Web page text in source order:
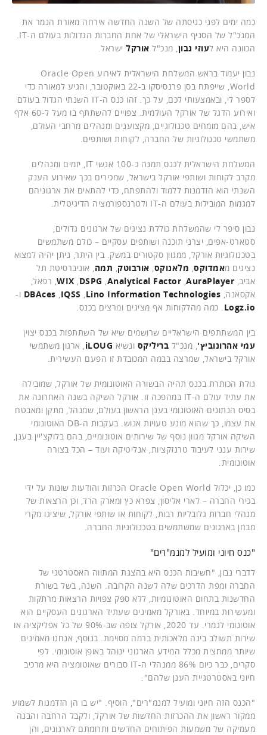
כמה ימים לפני כניסתה של השנה החדשה אירחה מאורת הנמר את
הכוונה היא לעוזי נבון , מנכ"ל אורקל ישראל.
נבון יעמוד בראש המשלחת הישראלית לאירוע Oracle Open
World, שייפתח בסן פרנסיסקו ב-22 באוקטובר, והגיע למאורה כדי
לספר לי, ובאמצעותי לכם, על כך. זהו כנס ה-IT השנתי הגדול בעולם
ואירוע הדגל של אורקל העולמית. צפויים להשתתף בו מעל ל-60 אלף
איש, בהם מומחים טכנולוגיים, מקצוענים ומנהלים מרחבי העולם,
משתמשי טכנולוגיות של החברה, לקוחות ושותפים.
המשלחת הישראלית לכנס תמנה כ-100 אנשי IT, יזמים ומנהלים
מקרב לקוחות ושותפי אורקל בישראל, שמכירים בכך שאירוע הענק
השנתי הוא הזדמנות ללמוד ולהתפתח, כדי להתאים את ארגוניהם
למגמות המובילות בעולם ה-IT ולטרנספורמציה הדיגיטלית.
נבון סיפר לי שהמשלחת כוללת נציגים של ארגונים גדולים,
סטארט-אפים, יצרני תוכנה ושותפים עסקיים – כולם משתמשים
בטכנולוגיות אורקל, ממגוון סקטורים במשק. בין היתר, ניתן יהיה למצוא
נציגים מאמדוקס מלאנוקס אורבוטק תמה , אוניברסיטת תל
אביב,
WIX DSPG Analytical Factor AuraPlayer
, רפאל,
אקסאנה,
DBAces IQSS Lino Information Technologies
ו-
Logz.io . כמה מהלקוחות אף מציגים ומרצים בכנס.
בין המשתתפים הישראליים שרושמים שיא של השתתפות בכנס יצוין
עמי אהרונוביץ' , מנכ"ל בריליקס ונשיא iLOUG , ארגון משתמשי
אורקל בישראל, שמרצה בבמה המכובדת זו הפעם העשירית.
גולת הכותרת בכנס תהיה הבשורה האוטונומית של אורקל, שמובילה
את עתיד עולם ה-IT במהפכה זו. אורקל השיקה בשנה האחרונה את
בסיס הנתונים האוטונומי בענן הראשון בעולם, שמנהל, מתקן ומאבטח
את עצמו, כך שהוא מונע טעויות אנוש. בעקבות ה-DB האוטונומי
השיקה אורקל מגוון נוסף של שירותים אוטונומיים, בהם בלוקצ'יין בענן,
שירות ענני לעיבוד טרנזקציות, אנליטיקה ועוד – הכל בצורה
אוטונומית.
כמו כן, יכלול Oracle Open World הכרזות והודעות שונות על ידי
בכירי החברה – לארי אליסון, צפרא כץ ומארק הרד, וכן הרצאות של
מנהלי חברות גלובליות רבות, לקוחות או שותפי אורקל, שיציגו מקרי
מבחן בארגונים שמשתמשים בטכנולוגיות החברה.
"כנס חיוני ומועיל למנמ"רים"
לדברי נבון, "חשיבות הכנס היא בהצגת המתווה האסטרטגי של
החברה ומפת הדרכים שלה לשנה הקרובה. השנה, בשל בשורת
החדשנות בתחום האוטונומיות, ללא ספק צפויות הרצאות מרתקות
ומעשירות במיוחד. באורקל מאמינים שעתיד הארגונים העסקיים הוא
אוטונומי לגמרי. עד 2020, אורקל צופה שב-90% של כל אפליקציה או
שירות תשולב בינה מלאכותית ברמה מסוימת. בנוסף, אנחנו מאמינים
שיותר ממחצית מכלל המידע הארגוני ינוהל באופן אוטונומי. לפי
סקרים, כבר כיום 86% ממנהלי ה-IT סבורים שאוטומציה היא מרכיב
חיוני באסטרטגיית הענן שלהם".
"הכנס הזה חיוני ומועיל למנמ"רים", הוסיף. "יש בו הן הזדמנות לשמוע
ממקור ראשון את ההכרזות החדשות של אורקל, ולקבל הרחבה והבנה
מעמיקה של משמעות הפיתוחים החדשים ותרומתם לארגונים, והן